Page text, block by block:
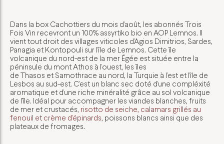
Dans la box Cachottiers du mois d’août, les abonnés Trois
Fois Vin recevront un 100% assyrtiko bio en AOP Lemnos. Il
vient tout droit des villages viticoles d’Agios Dimitrios, Sardes,
Panagia et Kontopouli sur l’île de Lemnos. Cette île
volcanique du nord-est de la mer Égée est située entre la
péninsule du mont Athos à l’ouest, les îles
de Thasos et Samothrace au nord, la Turquie à l’est et l’île de
Lesbos au sud-est. C’est un blanc sec doté d’une compléxité
aromatique et d’une riche minéralité grâce au sol volcanique
de l’île. Idéal pour accompagner les viandes blanches, fruits
de mer et crustacés, risotto de seiche, calamars grillés au
fenouil et crème d’épinards, poissons blancs ainsi que des
plateaux de fromages.